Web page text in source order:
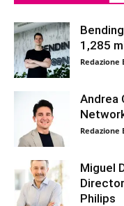
1,285
Redazione
Andrea
Redazione
Miguel
Philips